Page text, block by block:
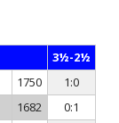
3½-2½
1750
1:0
1682
0:1